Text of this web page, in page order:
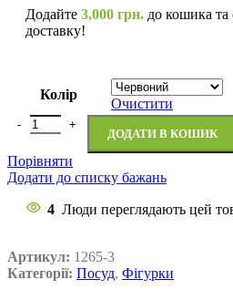
Додайте 3,000 грн. до кошика та
доставку!
Колір
Очистити
ДОДАТИ В КОШИК
Порівняти
Додати до списку бажань
4 Люди переглядають цей
Артикул: 1265-3
Категорії: Посуд, Фігурки